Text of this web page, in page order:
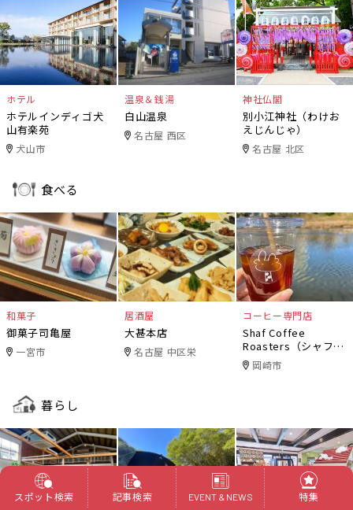
ホテル
ホテルインディゴ犬
山有楽苑
犬山市
温泉＆銭湯
白山温泉
名古屋 西区
神社仏閣
別小江神社（わけお
えじんじゃ）
名古屋 北区
食べる
和菓子
御菓子司亀屋
一宮市
居酒屋
大甚本店
名古屋 中区栄
コーヒー専門店
Shaf Coffee
Roasters（シャフコ
ーヒーロースター
ズ）
岡崎市
暮らし
スポット検索 記事検索 EVENT & NEWS 特集